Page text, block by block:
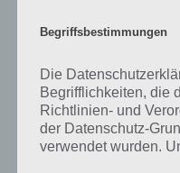
Mehr Artikel
Begriffsbestimmungen
Die
Begrifflichkeiten, die
Richtlinien- und
der Datenschutz-
verwendet wurden.